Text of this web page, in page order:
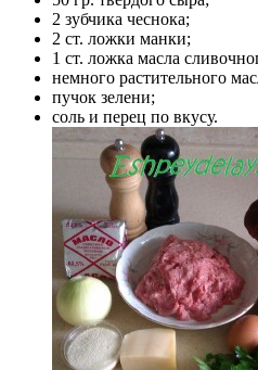
2 зубчика чеснока;
2 ст. ложки манки;
1 ст. ложка масла
немного растительного
пучок зелени;
соль и перец по вкусу.